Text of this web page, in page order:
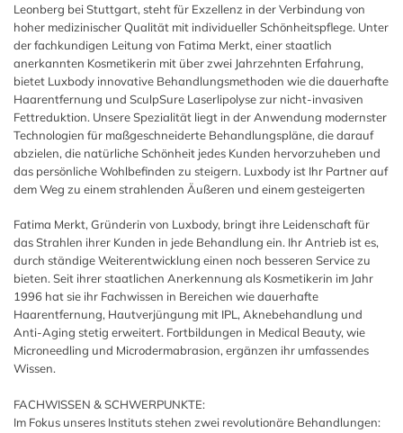
Leonberg bei Stuttgart, steht für Exzellenz in der Verbindung von
hoher medizinischer Qualität mit individueller Schönheitspflege. Unter
der fachkundigen Leitung von Fatima Merkt, einer staatlich
anerkannten Kosmetikerin mit über zwei Jahrzehnten Erfahrung,
bietet Luxbody innovative Behandlungsmethoden wie die dauerhafte
Haarentfernung und SculpSure Laserlipolyse zur nicht-invasiven
Fettreduktion. Unsere Spezialität liegt in der Anwendung modernster
Technologien für maßgeschneiderte Behandlungspläne, die darauf
abzielen, die natürliche Schönheit jedes Kunden hervorzuheben und
das persönliche Wohlbefinden zu steigern. Luxbody ist Ihr Partner auf
dem Weg zu einem strahlenden Äußeren und einem gesteigerten
Fatima Merkt, Gründerin von Luxbody, bringt ihre Leidenschaft für
das Strahlen ihrer Kunden in jede Behandlung ein. Ihr Antrieb ist es,
durch ständige Weiterentwicklung einen noch besseren Service zu
bieten. Seit ihrer staatlichen Anerkennung als Kosmetikerin im Jahr
1996 hat sie ihr Fachwissen in Bereichen wie dauerhafte
Haarentfernung, Hautverjüngung mit IPL, Aknebehandlung und
Anti-Aging stetig erweitert. Fortbildungen in Medical Beauty, wie
Microneedling und Microdermabrasion, ergänzen ihr umfassendes
Wissen.
FACHWISSEN & SCHWERPUNKTE:
Im Fokus unseres Instituts stehen zwei revolutionäre Behandlungen: